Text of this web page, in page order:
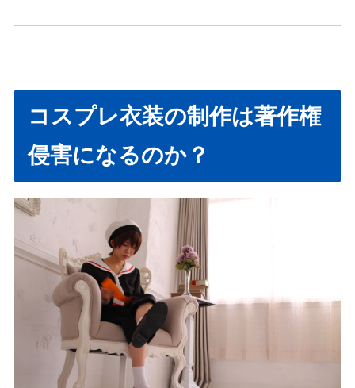
コスプレ衣装の制作は著作権
侵害になるのか？